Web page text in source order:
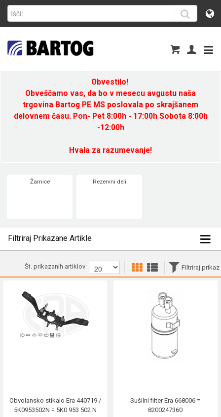
Obvestilo!
Obveščamo vas, da bo v mesecu avgustu naša
trgovina Bartog PE MS poslovala po skrajšanem
delovnem času. Pon- Pet 8:00h - 17:00h Sobota 8:00h
-12:00h
Hvala za razumevanje!
Žarnice Rezervni deli
Filtriraj Prikazane Artikle
Filtriraj prikaz
Št. prikazanih artiklov
Obvolansko stikalo Era 440719 /
5K0953502N = 5K0 953 502 N
Sušilni filter Era 668006 =
8200247360